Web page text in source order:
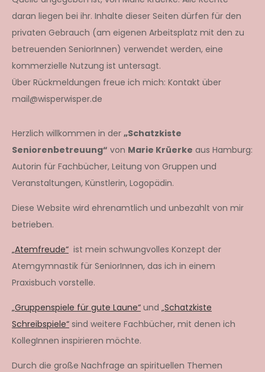
daran liegen bei ihr. Inhalte dieser Seiten dürfen für den
privaten Gebrauch (am eigenen Arbeitsplatz mit den zu
betreuenden SeniorInnen) verwendet werden, eine
kommerzielle Nutzung ist untersagt.
Über Rückmeldungen freue ich mich: Kontakt über
mail@wisperwisper.de
Herzlich willkommen in der „Schatzkiste
Seniorenbetreuung“ von Marie Krüerke aus Hamburg:
Autorin für Fachbücher, Leitung von Gruppen und
Veranstaltungen, Künstlerin, Logopädin.
Diese Website wird ehrenamtlich und unbezahlt von mir
betrieben.
„Atemfreude“ ist mein schwungvolles Konzept der
Atemgymnastik für SeniorInnen, das ich in einem
Praxisbuch vorstelle.
„Gruppenspiele für gute Laune“ und „Schatzkiste
Schreibspiele“ sind weitere Fachbücher, mit denen ich
KollegInnen inspirieren möchte.
Durch die große Nachfrage an spirituellen Themen